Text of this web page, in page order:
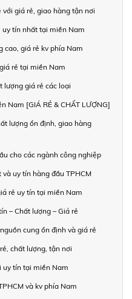
giá rẻ, giao hàng tận nơi
tín nhất tại miền Nam
cao, giá rẻ kv phía Nam
rẻ tại miền Nam
lượng giá rẻ các loại
Nam [GIÁ RẺ & CHẤT LƯỢNG]
lượng ổn định, giao hàng
cho các ngành công nghiệp
uy tín hàng đầu TPHCM
rẻ uy tín tại miền Nam
– Chất lượng – Giá rẻ
cung ổn định và giá rẻ
chất lượng, tận nơi
uy tín tại miền Nam
và kv phía Nam